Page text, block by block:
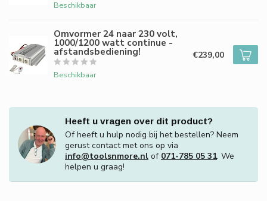
Beschikbaar
Omvormer 24 naar 230 volt,
1000/1200 watt continue -
afstandsbediening!
Beschikbaar
€239,00
Heeft u vragen over dit product?
Of heeft u hulp nodig bij het bestellen? Neem
gerust contact met ons op via
info@toolsnmore.nl of 071-785 05 31. We
helpen u graag!